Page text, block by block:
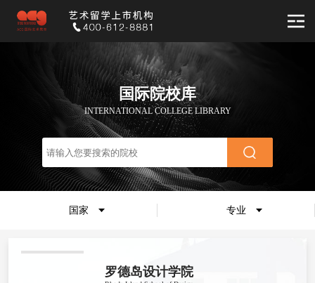
国际院校库
INTERNATIONAL COLLEGE LIBRARY
国家 专业
罗德岛设计学院